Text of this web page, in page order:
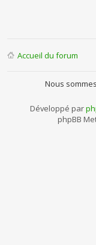
Accueil du forum
Nous
Développé par
phpBB